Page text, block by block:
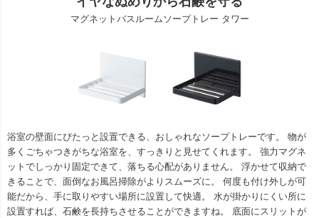
マグネットバスルームソープトレー タワー
浴室の壁面にぴたっと設置できる、おしゃれなソープトレーです。 物が
多くごちゃつきがちな浴室を、すっきりと見せてくれます。 強力マグネ
ットでしっかり固定できて、落ちる心配がありません。 浮かせて収納で
きることで、面倒なお風呂掃除がよりスムーズに。 何度も付け外しが可
能だから、手に取りやすい場所に設置して快適。 水が掛かりにくい所に
設置すれば、石鹸を長持ちさせることができますね。 底面にスリットが